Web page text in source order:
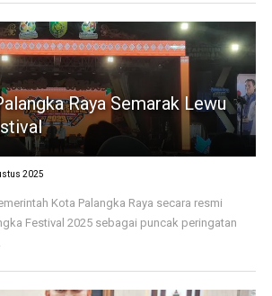
Raya Semarak Lewu
2025
Kota Palangka Raya secara resmi
Festival 2025 sebagai puncak peringatan